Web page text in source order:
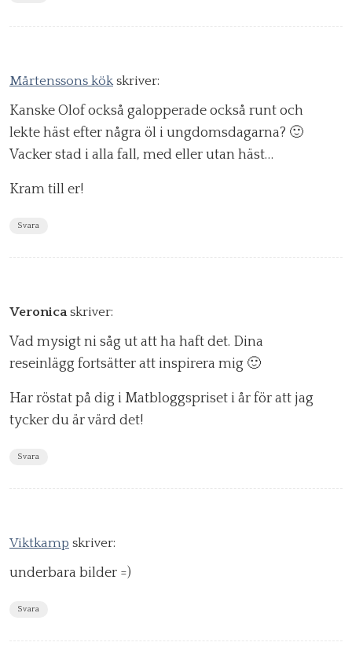
Mårtenssons kök skriver:
Kanske Olof också galopperade också runt och
lekte häst efter några öl i ungdomsdagarna? 🙂
Vacker stad i alla fall, med eller utan häst…
Kram till er!
Svara
Veronica skriver:
Vad mysigt ni såg ut att ha haft det. Dina
reseinlägg fortsätter att inspirera mig 🙂
Har röstat på dig i Matbloggspriset i år för att jag
tycker du är värd det!
Svara
Viktkamp skriver:
underbara bilder =)
Svara